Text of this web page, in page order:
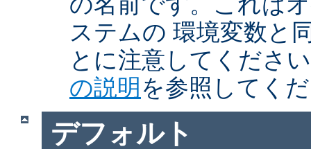
ステムの 環境変数と
とに注意してくださ
の説明 を参照してく
デフォルト